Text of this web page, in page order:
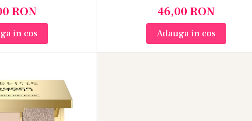
- No 05
RON
in cos
46,00 RON
Adauga in cos